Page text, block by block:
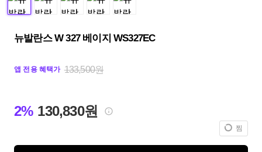
뉴발란스 W 327 베이지 WS327EC
앱 전용 혜택가 133,500원
2% 130,830원
찜